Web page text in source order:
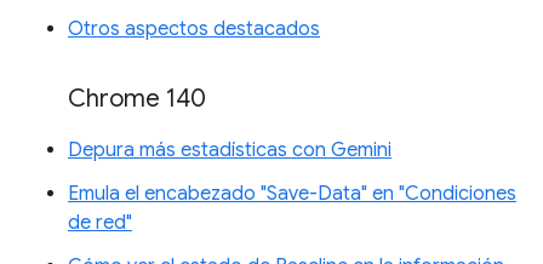
Otros aspectos destacados
Chrome 140
Depura más estadísticas con Gemini
Emula el encabezado "Save-Data" en "Condiciones
de red"